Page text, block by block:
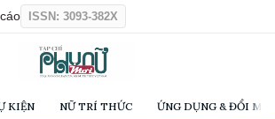
ISSN: 3093-382X
KIỆN NỮ TRÍ THỨC ỨNG DỤNG & ĐỔI